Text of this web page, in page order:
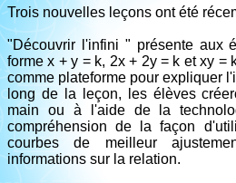
Trois nouvelles leçons ont été
"Découvrir l'infini " présente aux
forme x + y = k, 2x + 2y = k et xy =
comme plateforme pour expliquer
long de la leçon, les élèves
main ou à l'aide de la
compréhension de la façon
courbes de meilleur
informations sur la relation.